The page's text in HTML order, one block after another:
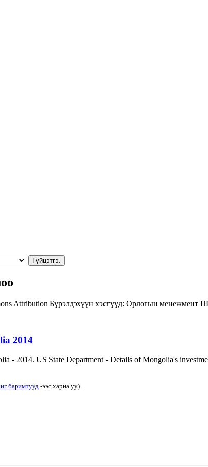
Гүйцэтгэ.
Attribution Бүрэлдэхүүн хэсгүүд: Орлогын менежмент
2014
- 2014. US State Department - Details of Mongolia's
баримтууд-ээс харна уу).